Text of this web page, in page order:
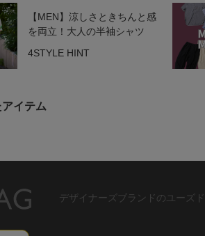
【MEN】涼しさときちんと感
を両立！大人の半袖シャツ
4STYLE HINT
イテム
デザイナーズブランドのユーズ